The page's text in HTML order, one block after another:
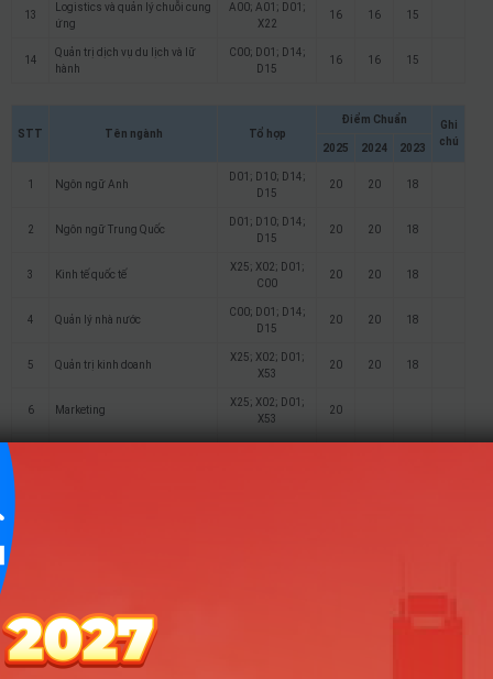
13
Logistics và quản lý chuỗi cung
ứng
A00; A01; D01;
X22
16 16 15
14
Quản trị dịch vụ du lịch và lữ
hành
C00; D01; D14;
D15
16 16 15
STT Tên ngành Tổ hợp
Điểm Chuẩn
Ghi
chú
2025 2024 2023
1 Ngôn ngữ Anh
D01; D10; D14;
D15
20 20 18
2 Ngôn ngữ Trung Quốc
D01; D10; D14;
D15
20 20 18
3 Kinh tế quốc tế
X25; X02; D01;
C00
20 20 18
4 Quản lý nhà nước
C00; D01; D14;
D15
20 20 18
5 Quản trị kinh doanh
X25; X02; D01;
X53
20 20 18
6 Marketing
X25; X02; D01;
X53
20
11 Luật